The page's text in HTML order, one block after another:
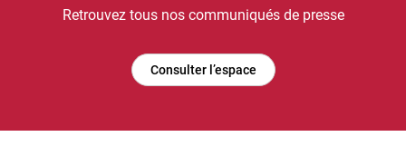
Retrouvez tous nos communiqués de presse
Consulter l’espace